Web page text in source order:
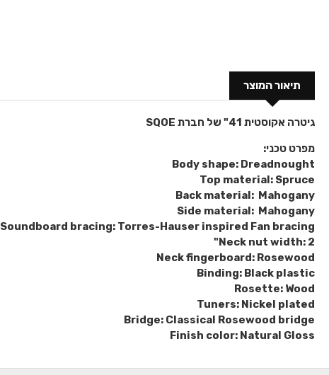
תיאור המוצר
גיטרה אקוסטית 41" של חברת SQOE
מפרט טכני:
Body shape: Dreadnought
Top material: Spruce
Back material: Mahogany
Side material: Mahogany
Soundboard bracing: Torres-Hauser inspired Fan bracing
Neck nut width: 2"
Neck fingerboard: Rosewood
Binding: Black plastic
Rosette: Wood
Tuners: Nickel plated
Bridge: Classical Rosewood bridge
Finish color: Natural Gloss